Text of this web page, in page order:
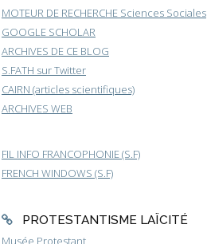
MOTEUR DE RECHERCHE Sciences Sociales
GOOGLE SCHOLAR
ARCHIVES DE CE BLOG
S.FATH sur Twitter
CAIRN (articles scientifiques)
ARCHIVES WEB
FIL INFO FRANCOPHONIE (S.F)
FRENCH WINDOWS (S.F)
PROTESTANTISME LAÏCITÉ
Musée Protestant